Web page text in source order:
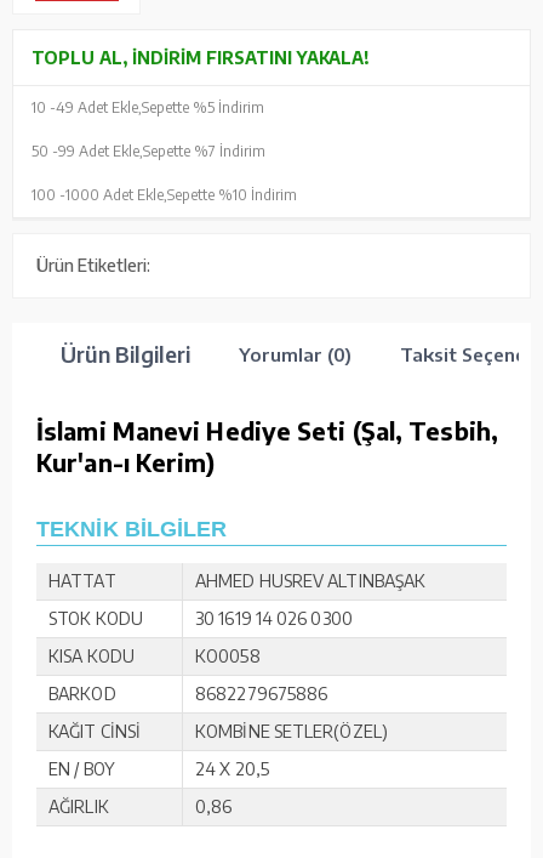
TOPLU AL, İNDIRIM FIRSATINI YAKALA!
10 -49 Adet Ekle, Sepette %5 İndirim
50 -99 Adet Ekle, Sepette %7 İndirim
100 -1000 Adet Ekle, Sepette %10 İndirim
Ürün Etiketleri:
Ürün Bilgileri Yorumlar (0) Taksit
İslami Manevi Hediye Seti (Şal, Tesbih,
Kur'an-ı Kerim)
TEKNİK BİLGİLER
HATTAT
AHMED HUSREV ALTINBAŞAK
STOK KODU
30 1619 14 026 0300
KISA KODU
KO0058
BARKOD
8682279675886
KAĞIT CİNSİ
KOMBİNE SETLER(ÖZEL)
EN / BOY
24 X 20,5
AĞIRLIK
0,86